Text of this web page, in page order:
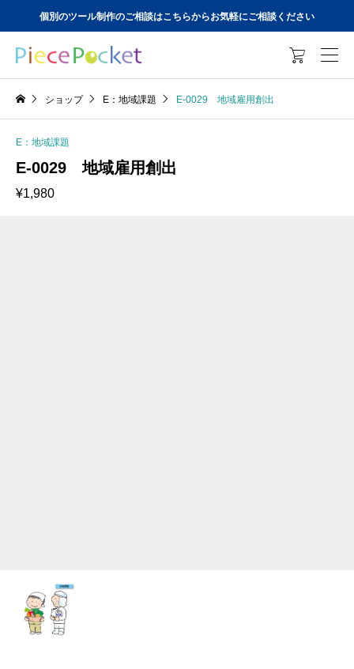
個別のツール制作のご相談はこちらからお気軽にご相談ください

ショップ E：地域課題 E-0029 地域雇用創出
E：地域課題
E-0029 地域雇用創出
¥1,980